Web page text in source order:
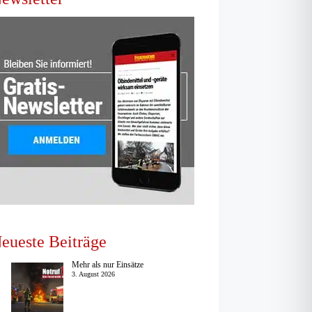
Beiträge
Mehr als nur Einsätze
3. August 2026